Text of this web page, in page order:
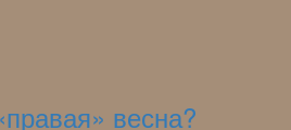
весна?